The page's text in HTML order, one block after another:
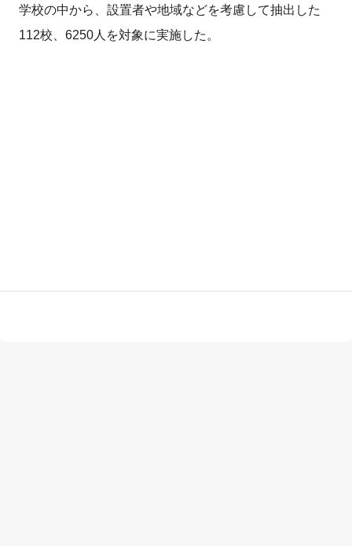
学校の中から、設置者や地域などを考慮して抽出した
112校、6250人を対象に実施した。